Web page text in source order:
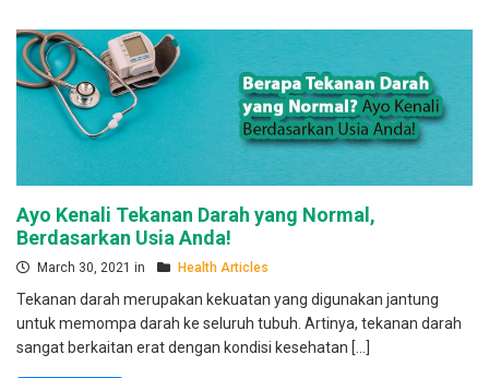
Ayo Kenali Tekanan Darah yang Normal,
Berdasarkan Usia Anda!
March 30, 2021 in Health Articles
Tekanan darah merupakan kekuatan yang digunakan jantung
untuk memompa darah ke seluruh tubuh. Artinya, tekanan darah
sangat berkaitan erat dengan kondisi kesehatan […]